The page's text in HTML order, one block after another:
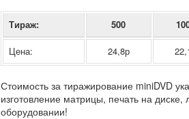
Тираж: 500
Цена: 24,8р
Стоимость за тиражирование miniDVD
изготовление матрицы, печать на
оборудовании!